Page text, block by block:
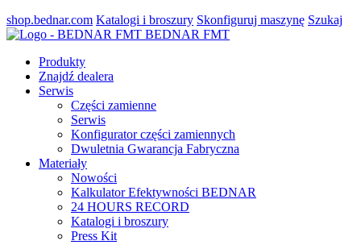
shop.bednar.com Katalogi i broszury Skonfiguruj maszynę Szukaj
BEDNAR FMT
Produkty
Znajdź dealera
Serwis
Części zamienne
Serwis
Konfigurator części zamiennych
Dwuletnia Gwarancja Fabryczna
Materiały
Nowości
Kalkulator Efektywności BEDNAR
24 HOURS RECORD
Katalogi i broszury
Press Kit